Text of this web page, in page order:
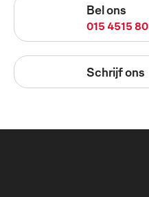
Bel ons
015 4515 80
Schrijf ons